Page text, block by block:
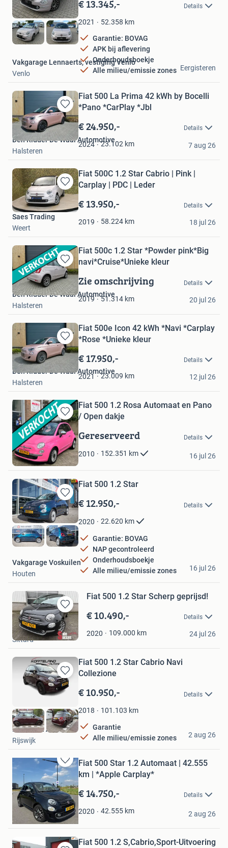
Mijn
Favorieten
€ 13.345,- Details
2021 52.358 km
Garantie: BOVAG
APK bij aflevering
Onderhoudsboekje
Alle milieu/emissie zones
Vakgarage Lennaerts, vestiging Venlo
Venlo
Eergisteren
Bewaren
in
Favorieten
Fiat 500 La Prima 42 kWh by Bocelli
*Pano *CarPlay *Jbl
€ 24.950,- Details
2024 23.102 km
Den Ridder De Waal Automotive
Halsteren
7 aug 26
Bewaren
in
Mijn
Favorieten
Fiat 500C 1.2 Star Cabrio | Pink |
Carplay | PDC | Leder
€ 13.950,- Details
2019 58.224 km
Saes Trading
Weert
18 jul 26
Bewaren
in
Mijn
Favorieten
Fiat 500c 1.2 Star *Powder pink*Big
navi*Cruise*Unieke kleur
Zie omschrijving Details
2019 51.314 km
Den Ridder De Waal Automotive
Halsteren
20 jul 26
Bewaren
in
Favorieten
Fiat 500e Icon 42 kWh *Navi *Carplay
*Rose *Unieke kleur
€ 17.950,- Details
2021 23.009 km
Den Ridder De Waal Automotive
Halsteren
12 jul 26
Bewaren
in
Mijn
Favorieten
Fiat 500 1.2 Rosa Automaat en Pano
/ Open dakje
Gereserveerd Details
2010 152.351 km
Mark's Automotive
Bussum
16 jul 26
Bewaren
in
Mijn
Favorieten
Fiat 500 1.2 Star
€ 12.950,- Details
2020 22.620 km
Garantie: BOVAG
NAP gecontroleerd
Onderhoudsboekje
Alle milieu/emissie zones
Vakgarage Voskuilen
Houten
16 jul 26
Bewaren
in
Mijn
Favorieten
Fiat 500 1.2 Star Scherp geprijsd!
€ 10.490,- Details
2020 109.000 km
Salesucces
Sittard
24 jul 26
Bewaren
in
Mijn
Favorieten
Fiat 500 1.2 Star Cabrio Navi
Collezione
€ 10.950,- Details
2018 101.103 km
Garantie
Alle milieu/emissie zones
Korteland Auto's
Rijswijk
2 aug 26
Bewaren
in
Mijn
Favorieten
Fiat 500 Star 1.2 Automaat | 42.555
km | *Apple Carplay*
€ 14.750,- Details
2020 42.555 km
Lorenzo Hartzema
Hoofddorp
2 aug 26
Fiat 500 1.2 S,Cabrio,Sport-Uitvoering